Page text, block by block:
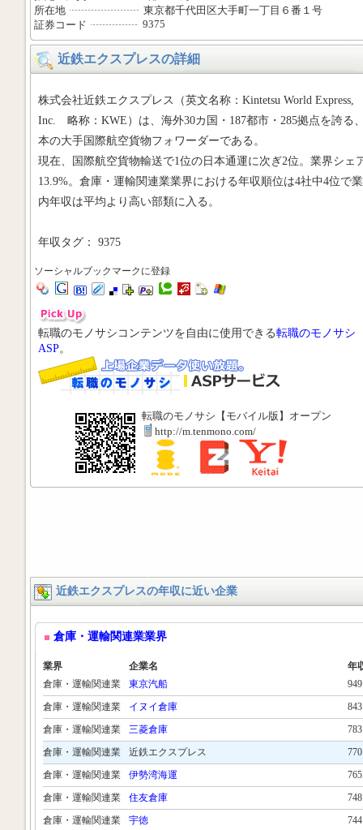
所在地
東京都千代田区大手町一丁目６番１号
証券コード
9375
近鉄エクスプレスの詳細
株式会社近鉄エクスプレス（英文名称：Kintetsu World Express,
Inc. 略称：KWE）は、海外30カ国・187都市・285拠点を誇る
本の大手国際航空貨物フォワーダーである。
現在、国際航空貨物輸送で1位の日本通運に次ぎ2位。業界シェ
13.9%。倉庫・運輸関連業業界における年収順位は4社中4位で
内年収は平均より高い部類に入る。
年収タグ： 9375
ソーシャルブックマークに登録
転職のモノサシコンテンツを自由に使用できる転職のモノサシ
ASP。
転職のモノサシ【モバイル版】オープン
http://m.tenmono.com/
近鉄エクスプレスの年収に近い企業
倉庫・運輸関連業業界
業界 企業名
年
倉庫・運輸関連業
東京汽船
倉庫・運輸関連業
イヌイ倉庫
倉庫・運輸関連業
三菱倉庫
倉庫・運輸関連業
近鉄エクスプレス
倉庫・運輸関連業
伊勢湾海運
倉庫・運輸関連業
住友倉庫
倉庫・運輸関連業
宇徳